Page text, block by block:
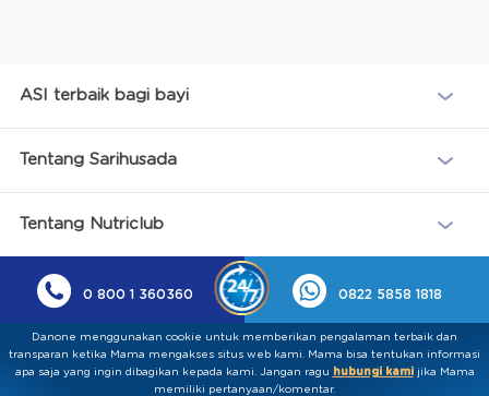
ASI terbaik bagi bayi
Tentang Sarihusada
Tentang Nutriclub
0 800 1 360360 0822 5858 1818
Danone menggunakan cookie untuk memberikan pengalaman terbaik dan
transparan ketika Mama mengakses situs web kami. Mama bisa tentukan informasi
apa saja yang ingin dibagikan kepada kami.​ ​Jangan ragu hubungi kamijika Mama
memiliki pertanyaan/komentar.